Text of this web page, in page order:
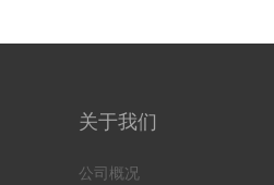
关于我们
公司概况